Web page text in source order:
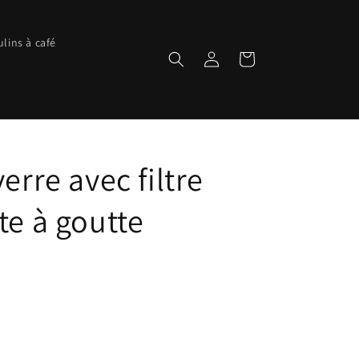
à café
Connexion Panier
avec filtre
à goutte